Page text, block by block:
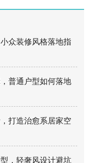
众装修风格落地指
普通户型如何落地
打造治愈系居家空
，轻奢风设计避坑